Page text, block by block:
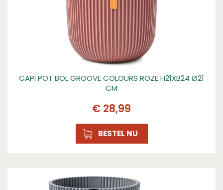
CAPI POT BOL GROOVE COLOURS ROZE H21XB24 Ø21
CM
€ 28,99
BESTEL NU